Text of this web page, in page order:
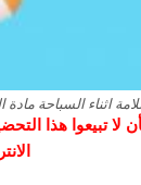
السباحة مادة
لا تبيعوا هذا